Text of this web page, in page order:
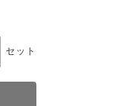
セット